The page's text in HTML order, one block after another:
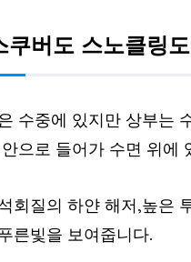
쿠버도 스노클링도
수중에 있지만 상부는
으로 들어가 수면 위에
회질의 하얀 해저,높은
른빛을 보여줍니다.